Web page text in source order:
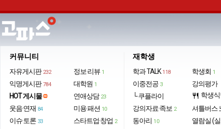
커뮤니티
자유게시판 232
익명게시판 784
HOT 게시물
웃음·연재 84
이슈·토론 33
정보·리뷰 1
대학원 1
연애상담 23
미용·패션 10
스타트업·창업 2
재학생
학과 TALK 118
이중전공 3
└ 쿠플라이
강의자료·족보 2
동아리 10
학생회 1
강의평가
restaurant 학생
셔틀버스
열람실 (